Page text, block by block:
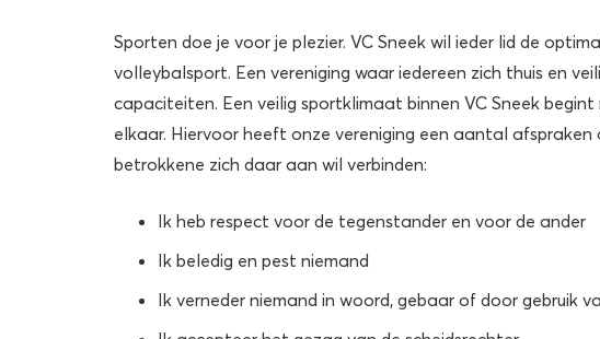
Sporten doe je voor je plezier. VC Sneek wil ieder lid de
volleybalsport. Een vereniging waar iedereen zich thuis en
capaciteiten. Een veilig sportklimaat binnen VC Sneek
elkaar. Hiervoor heeft onze vereniging een aantal
betrokkene zich daar aan wil verbinden:
Ik heb respect voor de tegenstander en voor de ander
Ik beledig en pest niemand
Ik verneder niemand in woord, gebaar of door gebruik